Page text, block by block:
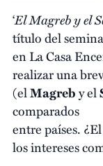
‘El Magreb y el
título del
en La Casa
realizar una
(elMagreby el
comparados
entre países.
los intereses